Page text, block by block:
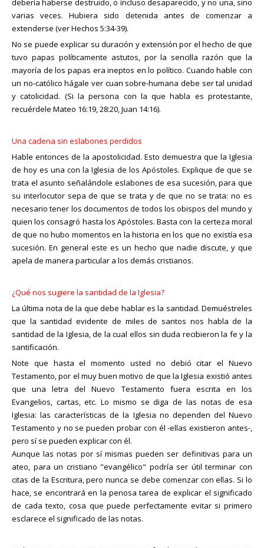
debería haberse destruido, o incluso desaparecido, y no una, sino
varias veces. Hubiera sido detenida antes de comenzar a
extenderse (ver Hechos 5:34-39).
No se puede explicar su duración y extensión por el hecho de que
tuvo papas políticamente astutos, por la sencilla razón que la
mayoría de los papas era ineptos en lo político. Cuando hable con
un no-católico hágale ver cuan sobre-humana debe ser tal unidad
y catolicidad. (Si la persona con la que habla es protestante,
recuérdele Mateo 16:19, 28:20, Juan 14:16).
Una cadena sin eslabones perdidos
Hable entonces de la apostolicidad. Esto demuestra que la Iglesia
de hoy es una con la Iglesia de los Apóstoles. Explique de que se
trata el asunto señalándole eslabones de esa sucesión, para que
su interlocutor sepa de que se trata y de que no se trata: no es
necesario tener los documentos de todos los obispos del mundo y
quien los consagró hasta los Apóstoles. Basta con la certeza moral
de que no hubo momentos en la historia en los que no existía esa
sucesión. En general este es un hecho que nadie discute, y que
apela de manera particular a los demás cristianos.
¿Qué nos sugiere la santidad de la Iglesia?
La última nota de la que debe hablar es la santidad. Demuéstreles
que la santidad evidente de miles de santos nos habla de la
santidad de la Iglesia, de la cual ellos sin duda recibieron la fe y la
santificación.
Note que hasta el momento usted no debió citar el Nuevo
Testamento, por el muy buen motivo de que la Iglesia existió antes
que una letra del Nuevo Testamento fuera escrita en los
Evangelios, cartas, etc. Lo mismo se diga de las notas de esa
Iglesia: las características de la Iglesia no dependen del Nuevo
Testamento y no se pueden probar con él -ellas existieron antes-,
pero sí se pueden explicar con él.
Aunque las notas por sí mismas pueden ser definitivas para un
ateo, para un cristiano "evangélico" podría ser útil terminar con
citas de la Escritura, pero nunca se debe comenzar con ellas. Si lo
hace, se encontrará en la penosa tarea de explicar el significado
de cada texto, cosa que puede perfectamente evitar si primero
esclarece el significado de las notas.